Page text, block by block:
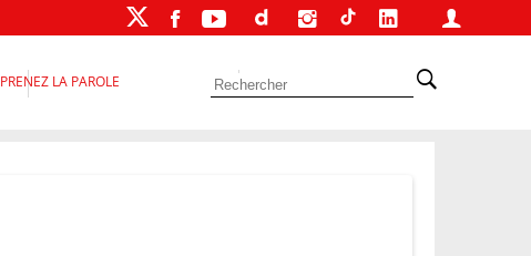
PRENEZ LA PAROLE